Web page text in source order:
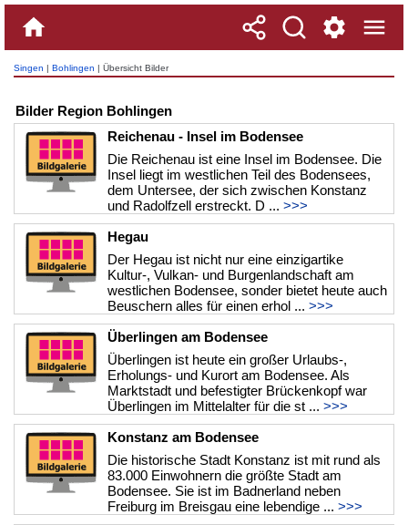
Singen | Bohlingen | Übersicht Bilder
Bilder Region Bohlingen
Reichenau - Insel im Bodensee
Die Reichenau ist eine Insel im Bodensee. Die
Insel liegt im westlichen Teil des Bodensees,
dem Untersee, der sich zwischen Konstanz
und Radolfzell erstreckt. D ... >>>
Hegau
Der Hegau ist nicht nur eine einzigartike
Kultur-, Vulkan- und Burgenlandschaft am
westlichen Bodensee, sonder bietet heute auch
Beuschern alles für einen erhol ... >>>
Überlingen am Bodensee
Überlingen ist heute ein großer Urlaubs-,
Erholungs- und Kurort am Bodensee. Als
Marktstadt und befestigter Brückenkopf war
Überlingen im Mittelalter für die st ... >>>
Konstanz am Bodensee
Die historische Stadt Konstanz ist mit rund als
83.000 Einwohnern die größte Stadt am
Bodensee. Sie ist im Badnerland neben
Freiburg im Breisgau eine lebendige ... >>>